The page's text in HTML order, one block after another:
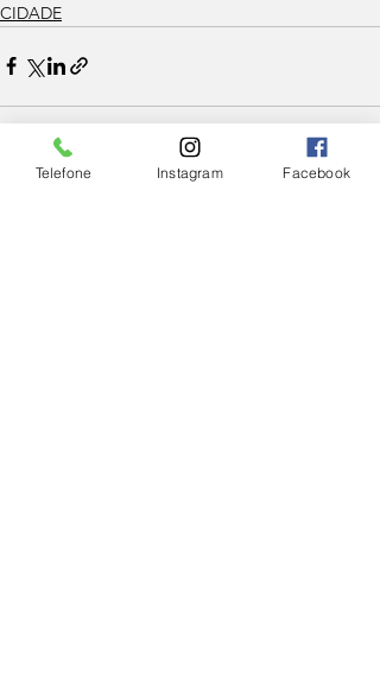
CIDADE
Telefone Instagram Facebook